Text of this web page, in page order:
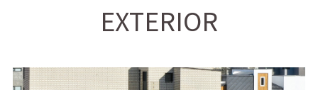
EXTERIOR